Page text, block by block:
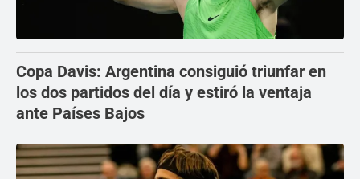
Copa Davis: Argentina consiguió triunfar en
los dos partidos del día y estiró la ventaja
ante Países Bajos